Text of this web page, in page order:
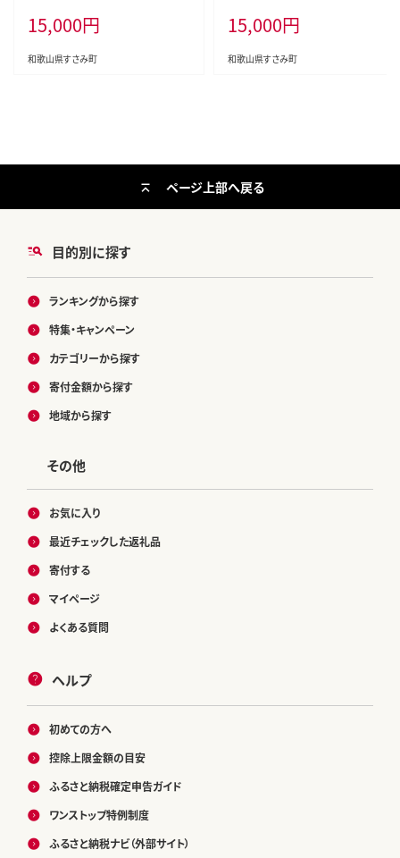
たき 丼 刺身【nks106A】
15,000円
和歌山県すさみ町
指定不可) / キウイ キウイフルーツ
フルーツ 果物 くだもの 【uot792】
15,000円
和歌山県すさみ町
目的別に探す
ランキングから探す
特集・キャンペーン
カテゴリーから探す
寄付金額から探す
地域から探す
その他
お気に入り
最近チェックした返礼品
寄付する
マイページ
よくある質問
ヘルプ
初めての方へ
控除上限金額の目安
ふるさと納税確定申告ガイド
ワンストップ特例制度
ふるさと納税ナビ（外部サイト）
ページ上部へ戻る